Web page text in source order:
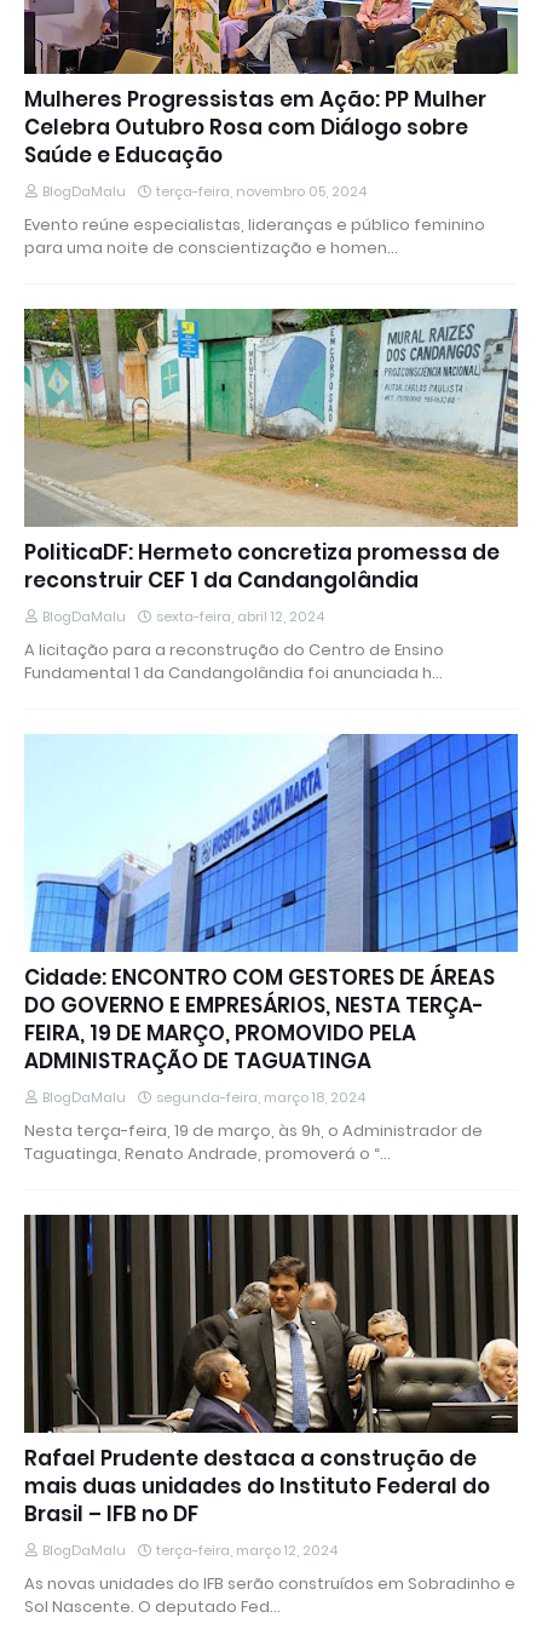
Mulheres Progressistas em Ação: PP Mulher
Celebra Outubro Rosa com Diálogo sobre
Saúde e Educação
BlogDaMalu terça-feira, novembro 05, 2024
Evento reúne especialistas, lideranças e público feminino
para uma noite de conscientização e homen…
PoliticaDF: Hermeto concretiza promessa de
reconstruir CEF 1 da Candangolândia
BlogDaMalu sexta-feira, abril 12, 2024
A licitação para a reconstrução do Centro de Ensino
Fundamental 1 da Candangolândia foi anunciada h…
Cidade: ENCONTRO COM GESTORES DE ÁREAS
DO GOVERNO E EMPRESÁRIOS, NESTA TERÇA-
FEIRA, 19 DE MARÇO, PROMOVIDO PELA
ADMINISTRAÇÃO DE TAGUATINGA
BlogDaMalu segunda-feira, março 18, 2024
Nesta terça-feira, 19 de março, às 9h, o Administrador de
Taguatinga, Renato Andrade, promoverá o “…
Rafael Prudente destaca a construção de
mais duas unidades do Instituto Federal do
Brasil – IFB no DF
BlogDaMalu terça-feira, março 12, 2024
As novas unidades do IFB serão construídos em Sobradinho e
Sol Nascente. O deputado Fed…